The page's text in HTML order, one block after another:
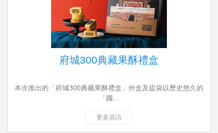
府城300典藏果酥禮盒
本次推出的「府城300典藏果酥禮盒」外盒及提袋以歷史悠久的
「國...
更多資訊